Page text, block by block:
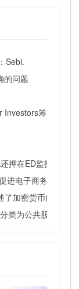
Sebi.
的问题
Investors筹集了740
押在ED监护权
进电子商务出口，
加密货币的运动
类为公共股东